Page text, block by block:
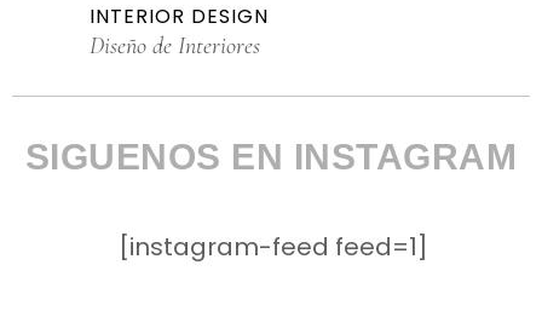
INTERIOR DESIGN
Diseño de Interiores
SIGUENOS EN INSTAGRAM
[instagram-feed feed=1]